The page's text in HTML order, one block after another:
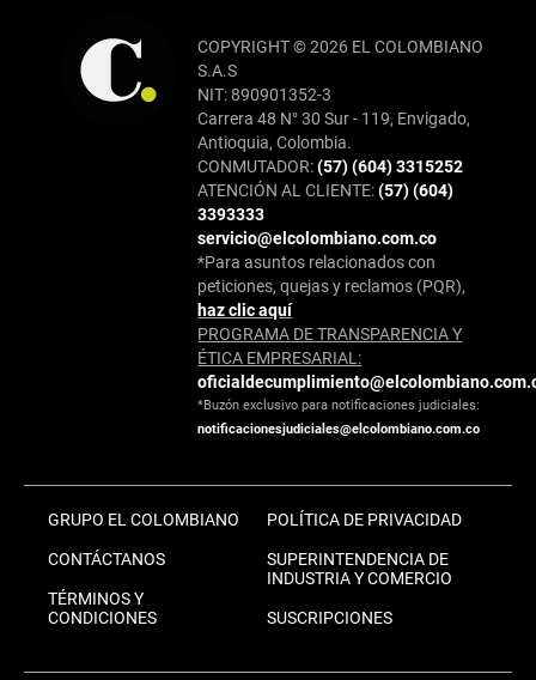
COPYRIGHT © 2026 EL COLOMBIANO
S.A.S
NIT: 890901352-3
Carrera 48 N° 30 Sur - 119, Envigado,
Antioquia, Colombia.
CONMUTADOR:(57) (604) 3315252
ATENCIÓN AL CLIENTE:(57) (604)
3393333
servicio@elcolombiano.com.co
*Para asuntos relacionados con
peticiones, quejas y reclamos (PQR),
haz clic aquí
PROGRAMA DE TRANSPARENCIA Y
ÉTICA EMPRESARIAL:
*Buzón exclusivo para notificaciones judiciales:
notificacionesjudiciales@elcolombiano.com.co
GRUPO EL COLOMBIANO
CONTÁCTANOS
TÉRMINOS Y
CONDICIONES
POLÍTICA DE PRIVACIDAD
SUPERINTENDENCIA DE
INDUSTRIA Y COMERCIO
SUSCRIPCIONES